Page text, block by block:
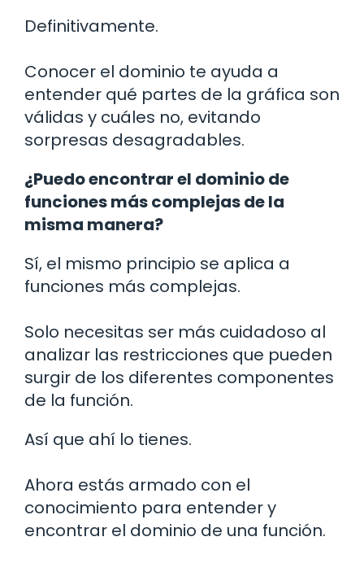
Definitivamente.
Conocer el dominio te ayuda a
entender qué partes de la gráfica son
válidas y cuáles no, evitando
sorpresas desagradables.
¿Puedo encontrar el dominio de
funciones más complejas de la
misma manera?
Sí, el mismo principio se aplica a
funciones más complejas.
Solo necesitas ser más cuidadoso al
analizar las restricciones que pueden
surgir de los diferentes componentes
de la función.
Así que ahí lo tienes.
Ahora estás armado con el
conocimiento para entender y
encontrar el dominio de una función.